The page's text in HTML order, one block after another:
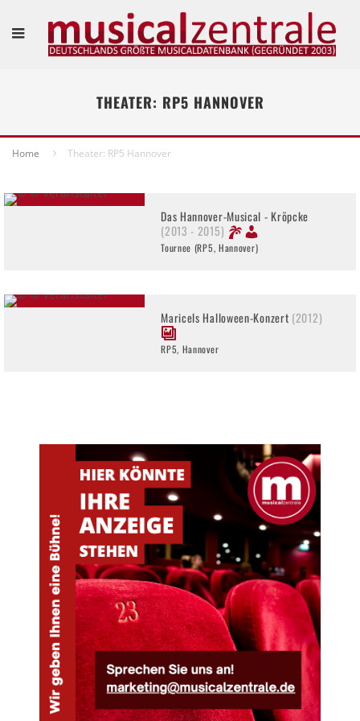
THEATER: RP5 HANNOVER
Home Theater: RP5 Hannover
Das Hannover-Musical - Kröpcke
(2013 - 2015)
Tournee (RP5, Hannover)
Maricels Halloween-Konzert (2012)
RP5, Hannover